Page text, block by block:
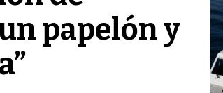
papelón y